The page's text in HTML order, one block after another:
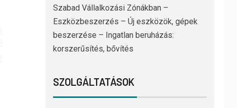
Szabad Vállalkozási Zónákban –
Eszközbeszerzés – Új eszközök, gépek
beszerzése – Ingatlan beruházás:
korszerűsítés, bővítés
SZOLGÁLTATÁSOK